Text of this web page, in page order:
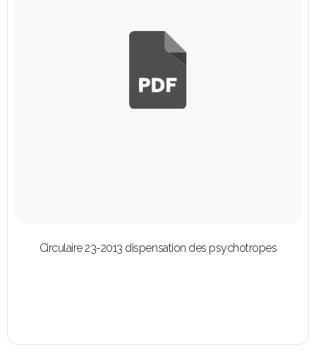
Circulaire 23-2013 dispensation des psychotropes